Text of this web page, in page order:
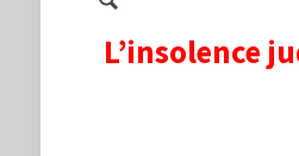
L’insolence